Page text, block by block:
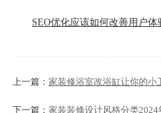
SEO优化应该如何改善用户体
上一篇： 家装修浴室改浴缸让你的小
下一篇： 家装装修设计风格分类